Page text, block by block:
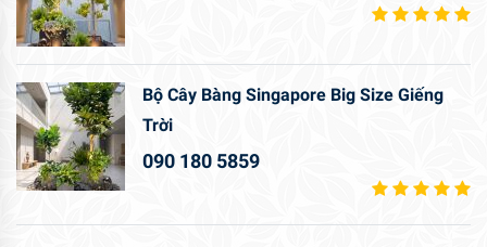
Bộ Cây Bàng Singapore Big Size Giếng
Trời
090 180 5859